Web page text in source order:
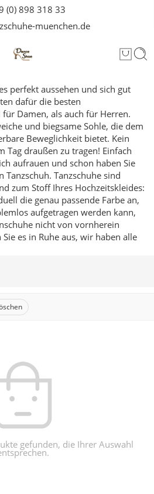
(0) 898 318 33
muenchen.de
perfekt aussehen und sich gut
dafür die besten
Damen, als auch für Herren.
und biegsame Sohle, die dem
Beweglichkeit bietet. Kein
Tag draußen zu tragen! Einfach
aufrauen und schon haben Sie
Tanzschuh. Tanzschuhe sind
zum Stoff Ihres Hochzeitskleides:
die genau passende Farbe an,
aufgetragen werden kann,
nicht von vornherein
Sie es in Ruhe aus, wir haben alle
gefunden, die Ihrer Auswahl